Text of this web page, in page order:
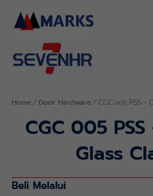
content
Home / Door Hardware / CGC 005 PSS –
CGC 005
Glass
Beli Melalui